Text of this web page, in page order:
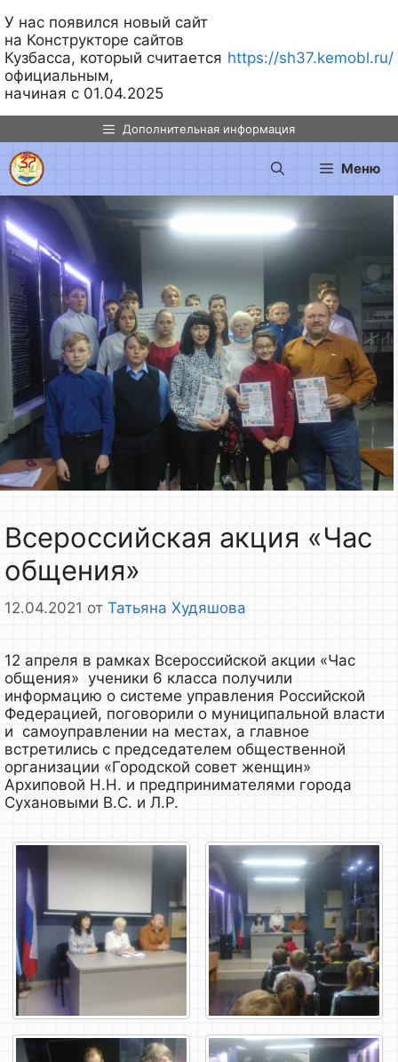
У нас появился новый сайт
на Конструкторе сайтов
Кузбасса, который считается
официальным,
начиная с 01.04.2025
https://sh37.kemobl.ru/
к
содержимому
Дополнительная информация
Меню
Всероссийская акция «Час
общения»
12.04.2021 от Татьяна Худяшова
12 апреля в рамках Всероссийской акции «Час
общения» ученики 6 класса получили
информацию о системе управления Российской
Федерацией, поговорили о муниципальной власти
и самоуправлении на местах, а главное
встретились с председателем общественной
организации «Городской совет женщин»
Архиповой Н.Н. и предпринимателями города
Сухановыми В.С. и Л.Р.